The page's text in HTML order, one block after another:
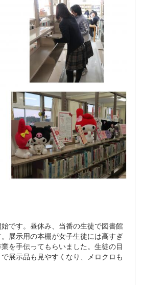
です。昼休み、当番の生徒で図書館
展示用の本棚が女子生徒には高すぎ
を手伝ってもらいました。生徒の目
展示品も見やすくなり、メロクロも